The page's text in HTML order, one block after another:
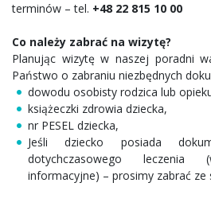
terminów – tel. +48 22 815 10 00
Co należy zabrać na wizytę?
Planując wizytę w naszej poradni
Państwo o zabraniu niezbędnych
dowodu osobisty rodzica lub
książeczki zdrowia dziecka,
nr PESEL dziecka,
Jeśli dziecko posiada
dotychczasowego
informacyjne) – prosimy zabrać